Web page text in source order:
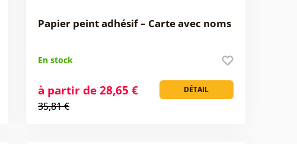
Papier peint adhésif – Carte avec noms
En stock
DÉTAIL
à partir de 28,65 €
35,81 €